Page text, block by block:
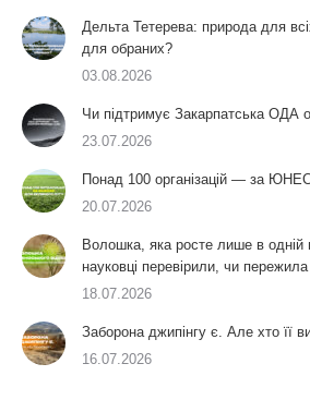
Дельта Тетерева: природа для
для обраних?
03.08.2026
Чи підтримує Закарпатська ОДА
23.07.2026
Понад 100 організацій — за
20.07.2026
Волошка, яка росте лише в одній
науковці перевірили, чи
18.07.2026
Заборона джипінгу є. Але хто її
16.07.2026